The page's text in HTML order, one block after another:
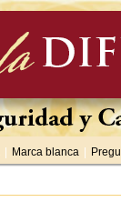
Marca blanca